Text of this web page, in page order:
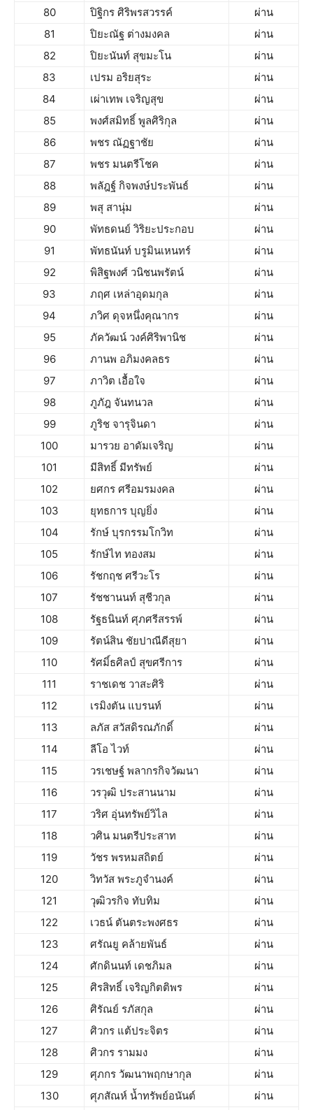
80 ปิฐิกร ศิริพรสวรรค์
ผ่าน
81
ปิยะณัฐ ต่างมงคล
ผ่าน
82
ปิยะนันท์ สุขมะโน
ผ่าน
83
เปรม อริยสุระ
ผ่าน
84
เผ่าเทพ เจริญสุข
ผ่าน
85
พงศ์สมิทธิ์ พูลศิริกุล
ผ่าน
86
พชร ณัฏฐาชัย
ผ่าน
87
พชร มนตรีโชค
ผ่าน
88
พลัฎฐ์ กิจพงษ์ประพันธ์
ผ่าน
89
พสุ สานุ่ม
ผ่าน
90
พัทธดนย์ วิริยะประกอบ
ผ่าน
91
พัทธนันท์ บรูมินเหนทร์
ผ่าน
92
พิสิฐพงศ์ วนิชนพรัตน์
ผ่าน
93
ภฤศ เหล่าอุดมกุล
ผ่าน
94
ภวิศ ดุจหนึ่งคุณากร
ผ่าน
95
ภัควัฒน์ วงค์ศิริพานิช
ผ่าน
96
ภานพ อภิมงคลธร
ผ่าน
97
ภาวิต เอื้อใจ
ผ่าน
98
ภูภัฎ จันทนวล
ผ่าน
99
ภูริช จารุจินดา
ผ่าน
100
มารวย อาดัมเจริญ
ผ่าน
101
มีสิทธิ์ มีทรัพย์
ผ่าน
102
ยศกร ศรีอมรมงคล
ผ่าน
103
ยุทธการ บุญยิ่ง
ผ่าน
104
รักษ์ บุรกรรมโกวิท
ผ่าน
105
รักษ์ไท ทองสม
ผ่าน
106
รัชกฤช ศรีวะโร
ผ่าน
107
รัชชานนท์ สุชีวกุล
ผ่าน
108
รัฐธนินท์ ศุภศรีสรรพ์
ผ่าน
109
รัตน์สิน ชัยปาณีดีสุยา
ผ่าน
110
รัศมิ์ธศิลป์ สุขศรีการ
ผ่าน
111
ราชเดช วาสะศิริ
ผ่าน
112
เรมิงตัน แบรนท์
ผ่าน
113
ลภัส สวัสดิรณภักดิ์
ผ่าน
114
ลีโอ ไวท์
ผ่าน
115
วรเชษฐ์ พลากรกิจวัฒนา
ผ่าน
116
วรวุฒิ ประสานนาม
ผ่าน
117
วริศ อุ่นทรัพย์วิไล
ผ่าน
118
วศิน มนตรีประสาท
ผ่าน
119
วัชร พรหมสถิตย์
ผ่าน
120
วิทวัส พระภูจำนงค์
ผ่าน
121
วุฒิวรกิจ ทับทิม
ผ่าน
122
เวธน์ ตันตระพงศธร
ผ่าน
123
ศรัณยู คล้ายพันธ์
ผ่าน
124
ศักดินนท์ เดชภิมล
ผ่าน
125
ศิรสิทธิ์ เจริญกิตติพร
ผ่าน
126
ศิรัณย์ รภัสกุล
ผ่าน
127
ศิวกร แต้ประจิตร
ผ่าน
128
ศิวกร รามมง
ผ่าน
129
ศุภกร วัฒนาพฤกษากุล
ผ่าน
130
ศุภสัณห์ น้ำทรัพย์อนันต์
ผ่าน